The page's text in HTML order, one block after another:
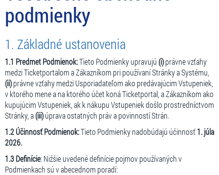
podmienky
1. Základné ustanovenia
1.1 Predmet Podmienok:Tieto Podmienky upravujú (i)právne vzťahy
medzi Ticketportalom a Zákazníkom pri používaní Stránky a Systému,
(ii)právne vzťahy medzi Usporiadateľom ako predávajúcim Vstupeniek,
v ktorého mene a na ktorého účet koná Ticketportal, a Zákazníkom ako
kupujúcim Vstupeniek, ak k nákupu Vstupeniek došlo prostredníctvom
Stránky, a(iii)úprava ostatných práv a povinností Strán.
1.2 Účinnosť Podmienok:Tieto Podmienky nadobúdajú účinnosť1. júla
2026.
1.3 Definície: Nižšie uvedené definície pojmov používaných v
Podmienkach sú v abecednom poradí: